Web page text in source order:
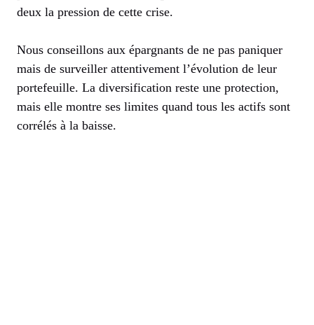
deux la pression de cette crise.
Nous conseillons aux épargnants de ne pas paniquer
mais de surveiller attentivement l’évolution de leur
portefeuille. La diversification reste une protection,
mais elle montre ses limites quand tous les actifs sont
corrélés à la baisse.